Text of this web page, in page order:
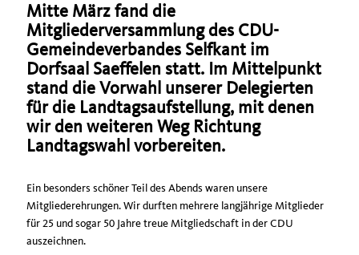
Mitte März fand die
Mitgliederversammlung des CDU-
Gemeindeverbandes Selfkant im
Dorfsaal Saeffelen statt. Im Mittelpunkt
stand die Vorwahl unserer Delegierten
für die Landtagsaufstellung, mit denen
wir den weiteren Weg Richtung
Landtagswahl vorbereiten.
Ein besonders schöner Teil des Abends waren unsere
Mitgliederehrungen. Wir durften mehrere langjährige Mitglieder
für 25 und sogar 50 Jahre treue Mitgliedschaft in der CDU
auszeichnen.